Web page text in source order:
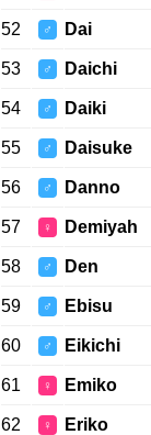
52 ♂ Dai
53 ♂ Daichi
54 ♂ Daiki
55 ♂ Daisuke
56 ♂ Danno
57 ♀ Demiyah
58 ♂ Den
59 ♂ Ebisu
60 ♂ Eikichi
61 ♀ Emiko
62 ♀ Eriko